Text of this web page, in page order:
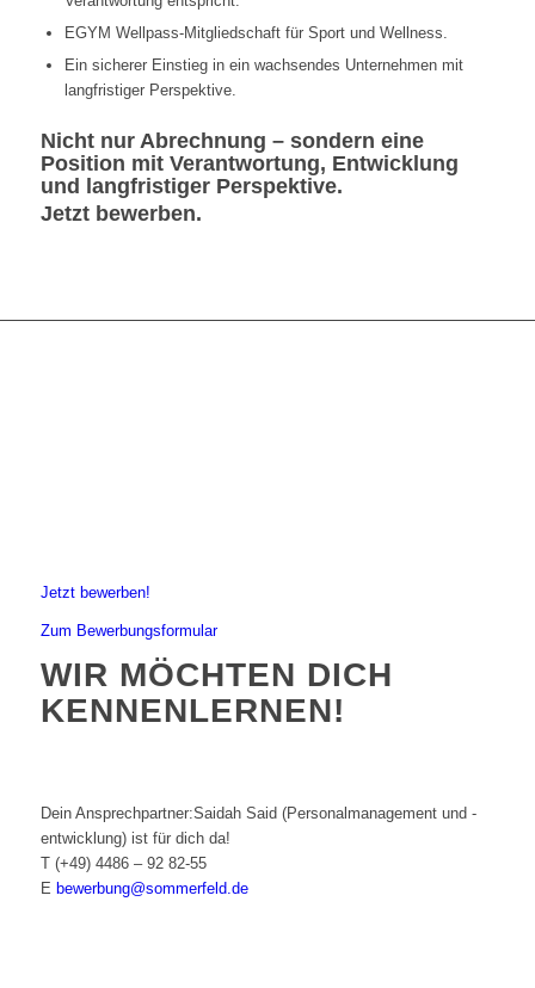
EGYM Wellpass-Mitgliedschaft für Sport und Wellness.
Ein sicherer Einstieg in ein wachsendes Unternehmen mit
langfristiger Perspektive.
Nicht nur Abrechnung – sondern eine
Position mit Verantwortung, Entwicklung
und langfristiger Perspektive.
Jetzt bewerben.
Jetzt bewerben!
Zum Bewerbungsformular
WIR MÖCHTEN DICH
KENNENLERNEN!
Dein Ansprechpartner:Saidah Said (Personalmanagement und -
entwicklung) ist für dich da!
T(+49) 4486 – 92 82-55
E bewerbung@sommerfeld.de